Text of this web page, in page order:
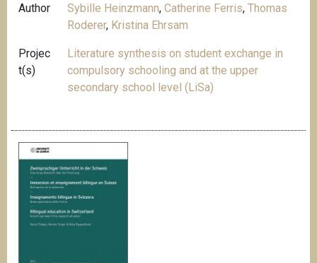
Author Sybille Heinzmann,Catherine Ferris,Thomas
Roderer, Kristina Ehrsam
Projec
t(s)
Literature synthesis on student exchange in
compulsory schooling and at the upper
secondary school level (LiSa)